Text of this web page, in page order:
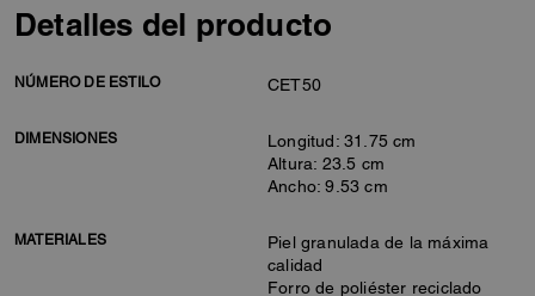
Detalles del producto
NÚMERO DE ESTILO CET50
DIMENSIONES
Longitud: 31.75 cm
Altura: 23.5 cm
Ancho: 9.53 cm
MATERIALES
Piel granulada de la máxima
calidad
Forro de poliéster reciclado